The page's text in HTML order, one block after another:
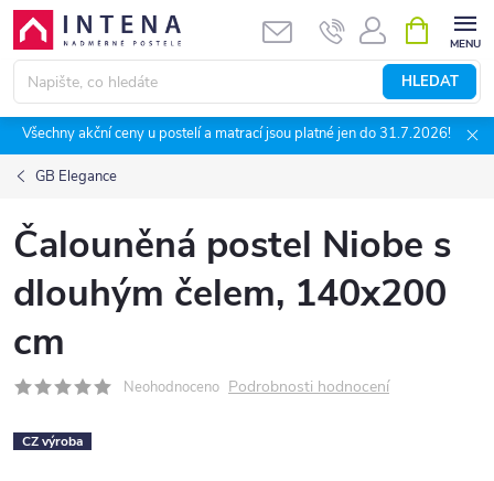
Přejít
obsah
HLEDAT
NÁKUPNÍ
KOŠÍK
Všechny akční ceny u postelí a matrací jsou platné jen do 31.7.2026!
GB Elegance
Čalouněná postel Niobe s
dlouhým čelem, 140x200
cm
Neohodnoceno Podrobnosti hodnocení
CZ výroba